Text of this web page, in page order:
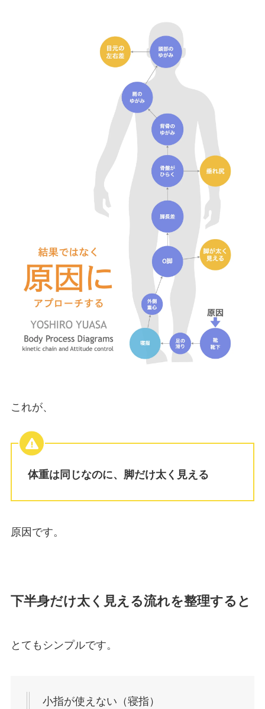
これが、
体重は同じなのに、脚だけ太く見える
原因です。
下半身だけ太く見える流れを整理すると
とてもシンプルです。
小指が使えない（寝指）